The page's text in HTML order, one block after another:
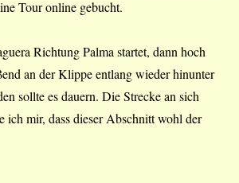
Tour online gebucht.
Richtung Palma startet, dann hoch
an der Klippe entlang wieder hinunter
sollte es dauern. Die Strecke an sich
ich mir, dass dieser Abschnitt wohl der